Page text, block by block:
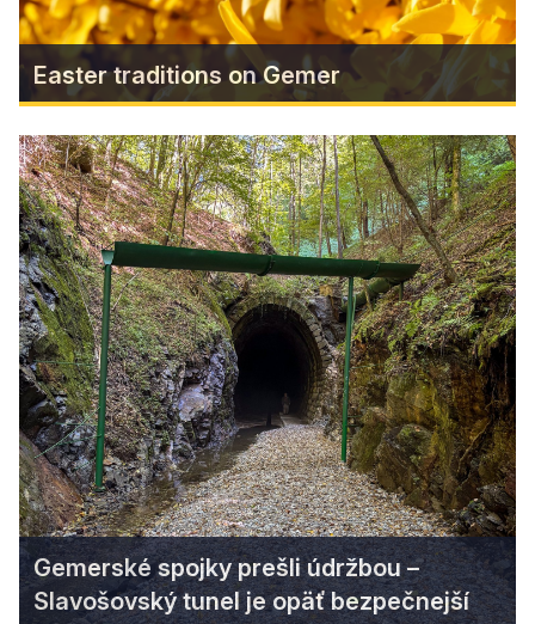
Easter traditions on Gemer
Easter traditions on Gemer
The spring water on the night of Maundy
Thursday to Good Friday was believed to have
healing powers. The girls bathed in the stream
before sunrise so that they would not have
ulcers, scabs, or ringworm and be healthy all
year round.
Find more
Gemerské spojky prešli údržbou –
Slavošovský tunel je opäť bezpečnejší